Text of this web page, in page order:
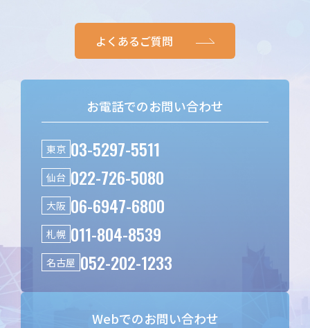
よくあるご質問
お電話でのお問い合わせ
東京 03-5297-5511
仙台 022-726-5080
大阪 06-6947-6800
札幌 011-804-8539
名古屋 052-202-1233
Webでのお問い合わせ